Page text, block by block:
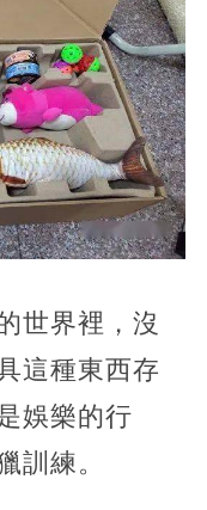
世界裡，沒
這種東西存
娛樂的行
訓練。